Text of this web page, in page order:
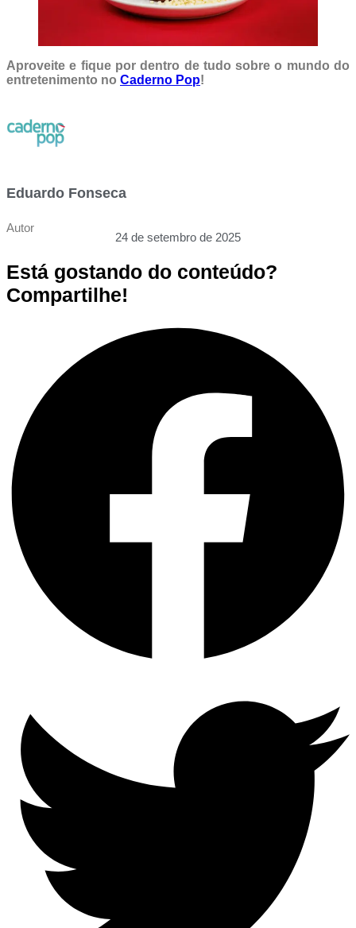
Aproveite e fique por dentro de tudo sobre o mundo do
entretenimento no Caderno Pop!
Eduardo Fonseca
Autor
24 de setembro de 2025
Está gostando do conteúdo?
Compartilhe!